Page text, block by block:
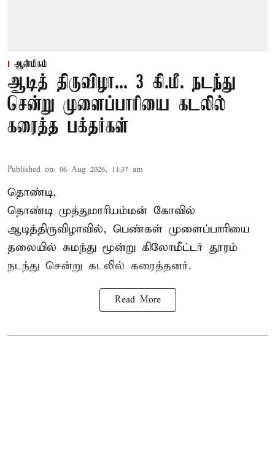
ஆன்மிகம்
ஆடித் திருவிழா... 3 கி.மீ. நடந்து
சென்று முளைப்பாரியை கடலில்
கரைத்த பக்தர்கள்
Published on: 06 Aug 2026, 11:37 am
தொண்டி,
தொண்டி முத்துமாரியம்மன் கோவில்
ஆடித்திருவிழாவில், பெண்கள் முளைப்பாரியை
தலையில் சுமந்து மூன்று கிலோமீட்டர் தூரம்
நடந்து சென்று கடலில் கரைத்தனர்.
Read More